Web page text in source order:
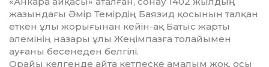
жазындағы Әмір Темірдің Баязид қосынын талқан
еткен ұлы жорығынан кейін-ақ Батыс жарты
әлемінің назары ұлы Жеңімпазға толайымен
ауғаны бесенеден белгілі.
Орайы келгенде айта кетпеске ама­лым жоқ, осы